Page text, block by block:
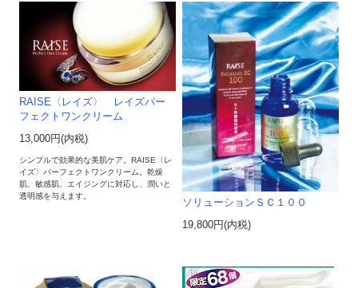
RAISE〈レイズ〉 レイズパー
フェクトワンクリーム
13,000円(内税)
シンプルで効果的な美肌ケア。RAISE〈レ
イズ〉パーフェクトワンクリーム。乾燥
肌、敏感肌、エイジングに対応し、潤いと
透明感を与えます。
ソリューションＳＣ１００
19,800円(内税)